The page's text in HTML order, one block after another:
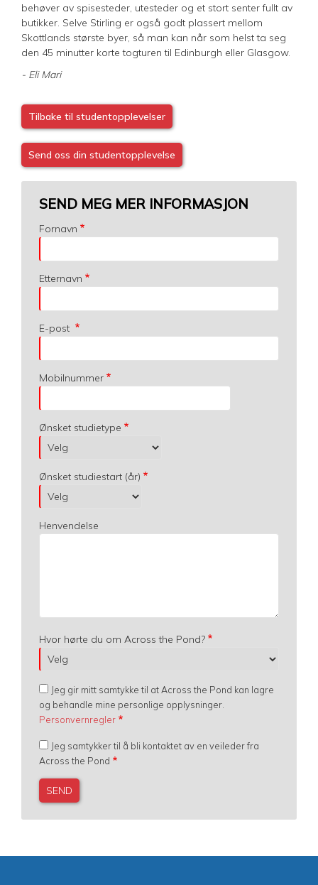
behøver av spisesteder, utesteder og et stort senter fullt av
butikker. Selve Stirling er også godt plassert mellom
Skottlands største byer, så man kan når som helst ta seg
den 45 minutter korte togturen til Edinburgh eller Glasgow.
- Eli Mari
Tilbake til studentopplevelser
Send oss din studentopplevelse
SEND MEG MER INFORMASJON
Fornavn
Etternavn
E-post
Mobilnummer
Ønsket studietype
Ønsket studiestart (år)
Henvendelse
Hvor hørte du om Across the Pond?
Jeg gir mitt samtykke til at Across the Pond kan lagre
og behandle mine personlige opplysninger.
Personvernregler
Jeg samtykker til å bli kontaktet av en veileder fra
Across the Pond